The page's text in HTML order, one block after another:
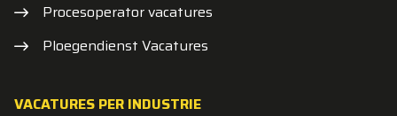
Procesoperator vacatures
Ploegendienst Vacatures
VACATURES PER INDUSTRIE